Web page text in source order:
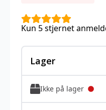
Kun 5 stjernet
Lager
Ikke på lager